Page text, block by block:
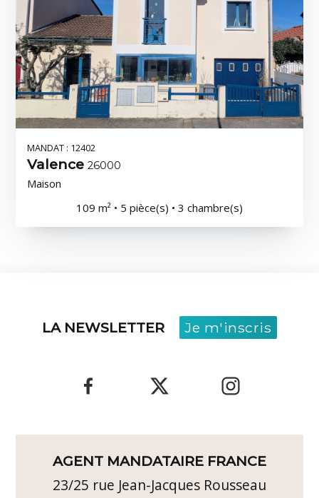
MANDAT : 12402
Valence26000
Maison
109 m² • 5 pièce(s) • 3 chambre(s)
LA NEWSLETTER Je m'inscris
AGENT MANDATAIRE FRANCE
23/25 rue Jean-Jacques Rousseau